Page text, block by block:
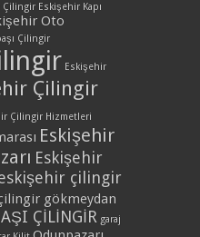
Çilingir Eskişehir Kapı
Oto
Çilingir
Eskişehir
Çilingir
Çilingir Hizmetleri
Eskişehir
Eskişehir
çilingir
gökmeydan
ÇİLİNGİR garaj